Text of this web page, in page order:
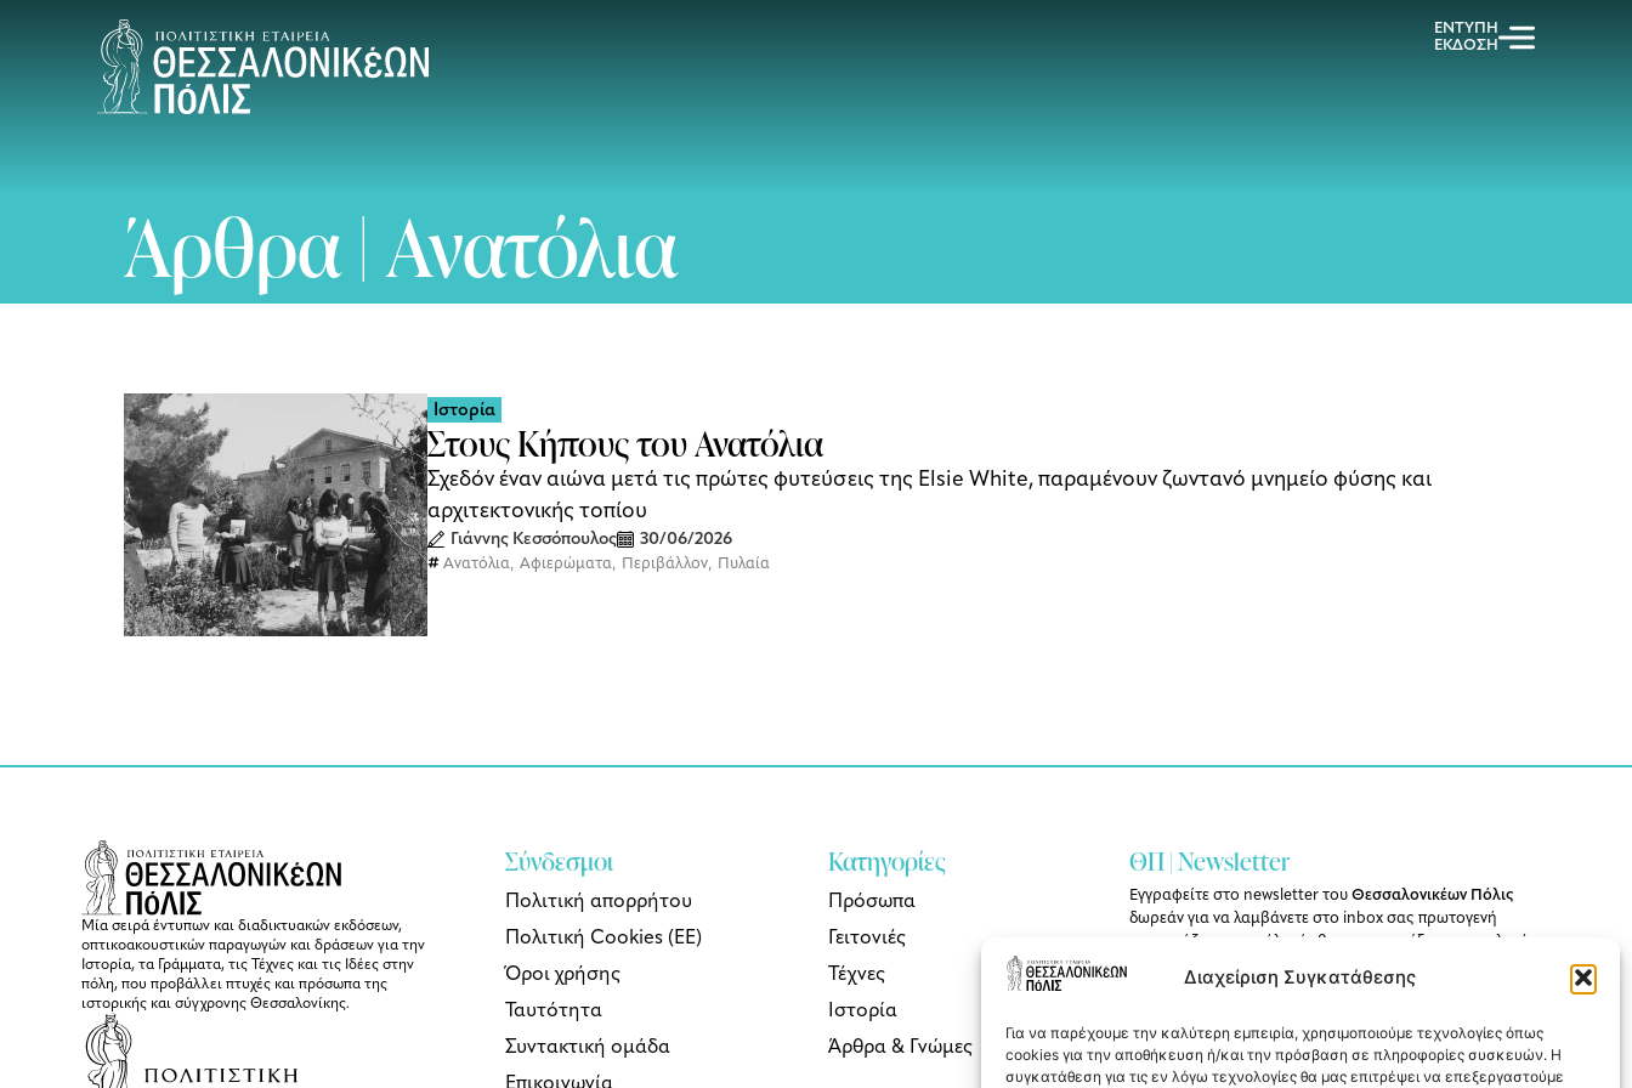
Διαχείριση Συγκατάθεσης
Για να παρέχουμε την καλύτερη εμπειρία, χρησιμοποιούμε τεχνολογίες όπως
cookies για την αποθήκευση ή/και την πρόσβαση σε πληροφορίες συσκευών. Η
συγκατάθεση για τις εν λόγω τεχνολογίες θα μας επιτρέψει να επεξεργαστούμε
ΕΝΤΥΠΗ
ΕΚΔΟΣΗ
Άρθρα | Ανατόλια
Ιστορία
Στους Κήπους του Ανατόλια
Σχεδόν έναν αιώνα μετά τις πρώτες φυτεύσεις της Elsie White, παραμένουν ζωντανό μνημείο φύσης και
αρχιτεκτονικής τοπίου
Γιάννης Κεσσόπουλος 30/06/2026
Ανατόλια, Αφιερώματα, Περιβάλλον, Πυλαία
Μία σειρά έντυπων και διαδικτυακών εκδόσεων,
οπτικοακουστικών παραγωγών και δράσεων για την
Ιστορία, τα Γράμματα, τις Τέχνες και τις Ιδέες στην
πόλη, που προβάλλει πτυχές και πρόσωπα της
ιστορικής και σύγχρονης Θεσσαλονίκης.
Σύνδεσμοι
Πολιτική απορρήτου
Πολιτική Cookies (ΕΕ)
Όροι χρήσης
Ταυτότητα
Συντακτική ομάδα
Επικοινωνία
Κατηγορίες
Πρόσωπα
Γειτονιές
Τέχνες
Ιστορία
Άρθρα & Γνώμες
ΘΠ | Newsletter
Εγγραφείτε στο newsletter τουΘεσσαλονικέων Πόλις
δωρεάν για να λαμβάνετε στο inbox σας πρωτογενή
ρεπορτάζ για την πόλη, άρθρα, συνεντεύξεις και επιλογές